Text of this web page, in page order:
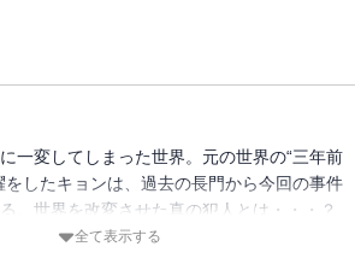
一変してしまった世界。元の世界の“三年前
をしたキョンは、過去の長門から今回の事件
。世界を改変させた真の犯人とは・・・？
クライマックス
全て表示する